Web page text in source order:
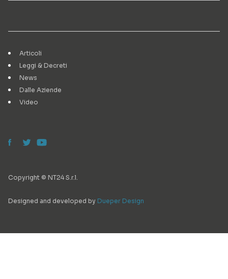
Articoli
Leggi & Decreti
News
Dalle Aziende
Video
Copyright © NT24 S.r.l.
Designed and developed by Dueper Design